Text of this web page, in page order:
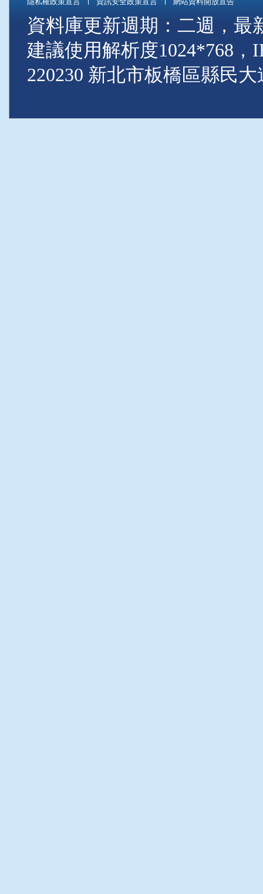
資料庫更新週期：二週，最
建議使用解析度1024*768
220230 新北市板橋區縣民